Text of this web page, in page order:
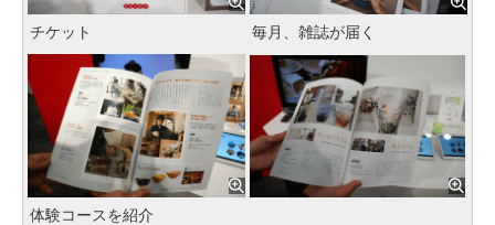
チケット 毎月、雑誌が届く
体験コースを紹介